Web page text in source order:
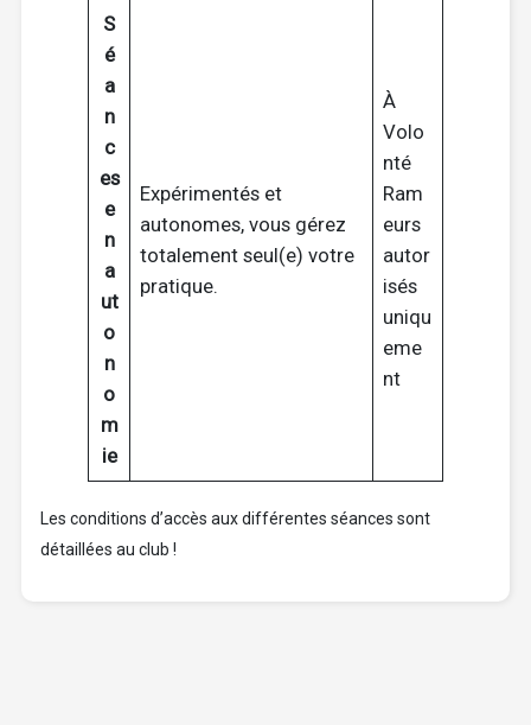
S
é
a
n
c
es
e
n
a
ut
o
n
o
m
ie
Expérimentés et
autonomes, vous gérez
totalement seul(e) votre
pratique.
À
Volo
nté
Ram
eurs
autor
isés
uniqu
eme
nt
Les conditions d’accès aux différentes séances sont
détaillées au club !